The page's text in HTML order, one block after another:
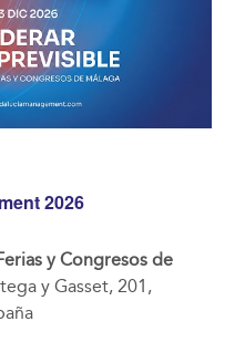
2026
y Congresos de
y Gasset, 201,